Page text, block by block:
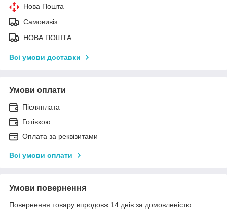
Нова Пошта
Самовивіз
НОВА ПОШТА
Всі умови доставки
Умови оплати
Післяплата
Готівкою
Оплата за реквізитами
Всі умови оплати
Умови повернення
Повернення товару впродовж 14 днів за домовленістю